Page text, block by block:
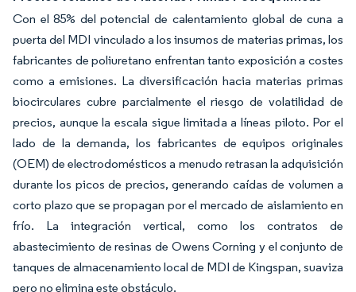
Con el 85% del potencial de calentamiento global de cuna a
puerta del MDI vinculado a los insumos de materias primas, los
fabricantes de poliuretano enfrentan tanto exposición a costes
como a emisiones. La diversificación hacia materias primas
biocirculares cubre parcialmente el riesgo de volatilidad de
precios, aunque la escala sigue limitada a líneas piloto. Por el
lado de la demanda, los fabricantes de equipos originales
(OEM) de electrodomésticos a menudo retrasan la adquisición
durante los picos de precios, generando caídas de volumen a
corto plazo que se propagan por el mercado de aislamiento en
frío. La integración vertical, como los contratos de
abastecimiento de resinas de Owens Corning y el conjunto de
tanques de almacenamiento local de MDI de Kingspan, suaviza
pero no elimina este obstáculo.